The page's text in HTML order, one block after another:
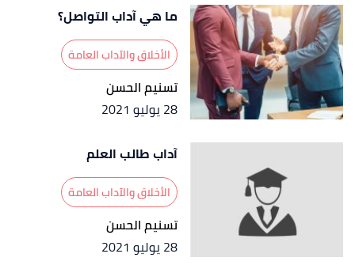
صفحة 679، جزء 2. بتصرّف.
ما هي آداب التواصل؟
الأخلاق والآداب العامة
تسنيم الحسن
28 يوليو 2021
آداب طالب العلم
الأخلاق والآداب العامة
تسنيم الحسن
28 يوليو 2021